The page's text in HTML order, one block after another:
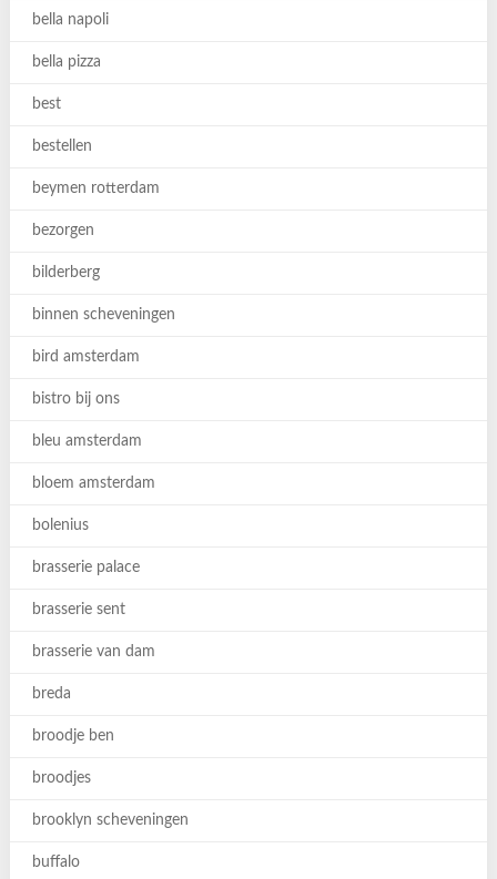
bella napoli
bella pizza
best
bestellen
beymen rotterdam
bezorgen
bilderberg
binnen scheveningen
bird amsterdam
bistro bij ons
bleu amsterdam
bloem amsterdam
bolenius
brasserie palace
brasserie sent
brasserie van dam
breda
broodje ben
broodjes
brooklyn scheveningen
buffalo